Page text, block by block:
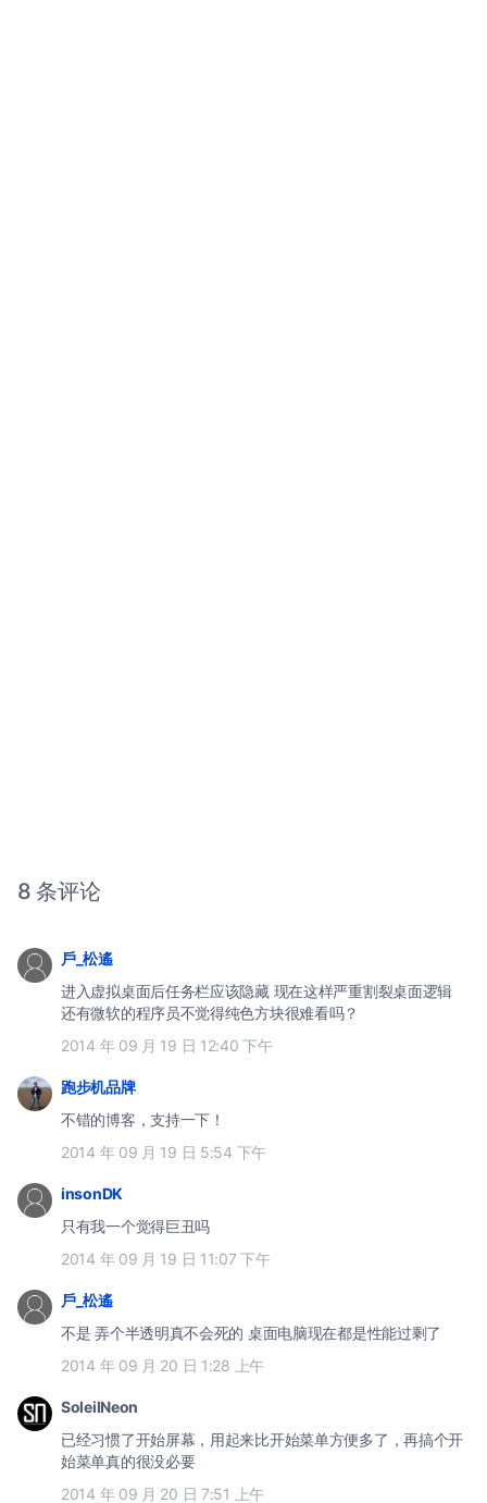
8 条评论
戶_松遙
进入虚拟桌面后任务栏应该隐藏 现在这样严重割裂桌面逻辑
还有微软的程序员不觉得纯色方块很难看吗？
2014 年 09 月 19 日 12:40 下午
跑步机品牌
不错的博客，支持一下！
2014 年 09 月 19 日 5:54 下午
insonDK
只有我一个觉得巨丑吗
2014 年 09 月 19 日 11:07 下午
戶_松遙
不是 弄个半透明真不会死的 桌面电脑现在都是性能过剩了
2014 年 09 月 20 日 1:28 上午
SoleilNeon
已经习惯了开始屏幕，用起来比开始菜单方便多了，再搞个开
始菜单真的很没必要
2014 年 09 月 20 日 7:51 上午